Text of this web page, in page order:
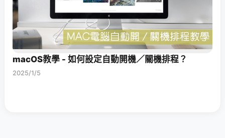
macOS教學 - 如何設定自動開機／關機排程？
2025/1/5